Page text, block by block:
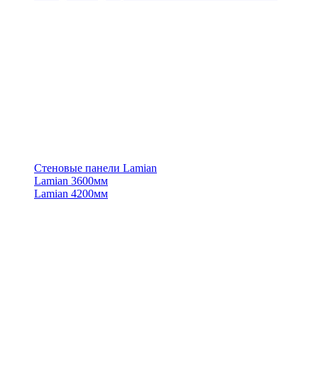
Стеновые панели Lamian
Lamian 3600мм
Lamian 4200мм